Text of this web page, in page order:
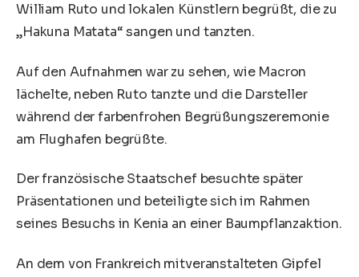
William Ruto und lokalen Künstlern begrüßt, die zu
„Hakuna Matata“ sangen und tanzten.
Auf den Aufnahmen war zu sehen, wie Macron
lächelte, neben Ruto tanzte und die Darsteller
während der farbenfrohen Begrüßungszeremonie
am Flughafen begrüßte.
Der französische Staatschef besuchte später
Präsentationen und beteiligte sich im Rahmen
seines Besuchs in Kenia an einer Baumpflanzaktion.
An dem von Frankreich mitveranstalteten Gipfel